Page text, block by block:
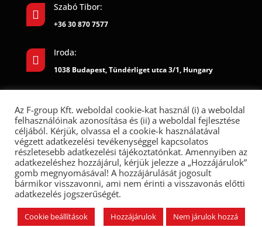

Szabó Tibor:
+36 30 870 7577

Iroda:
1038 Budapest, Tündérliget utca 3/1, Hungary
F-group Kft. © 2022. All rights reserved.
Az F-group Kft. weboldal cookie-kat használ (i) a weboldal
felhasználóinak azonosítása és (ii) a weboldal fejlesztése
céljából. Kérjük, olvassa el a cookie-k használatával
végzett adatkezelési tevékenységgel kapcsolatos
részletesebb adatkezelési tájékoztatónkat. Amennyiben az
adatkezeléshez hozzájárul, kérjük jelezze a „Hozzájárulok”
gomb megnyomásával! A hozzájárulását jogosult
bármikor visszavonni, ami nem érinti a visszavonás előtti
adatkezelés jogszerűségét.
Cookie beállítások Hozzájárulok Nem járulok hozzá